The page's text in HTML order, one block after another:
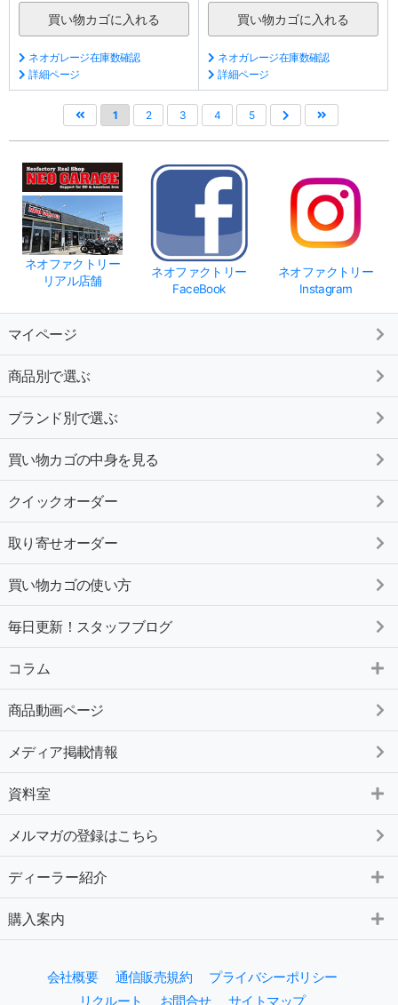
ネオガレージ在庫数確認
詳細ページ
ネオガレージ在庫数確認
詳細ページ
1 2 3 4 5
ネオファクトリー
リアル店舗
ネオファクトリー
FaceBook
ネオファクトリー
Instagram
マイページ
商品別で選ぶ
ブランド別で選ぶ
買い物カゴの中身を見る
クイックオーダー
取り寄せオーダー
買い物カゴの使い方
毎日更新！スタッフブログ
コラム
商品動画ページ
メディア掲載情報
資料室
メルマガの登録はこちら
ディーラー紹介
購入案内
会社概要 通信販売規約
プライバシーポリシー
リクルート
お問合せ サイトマップ